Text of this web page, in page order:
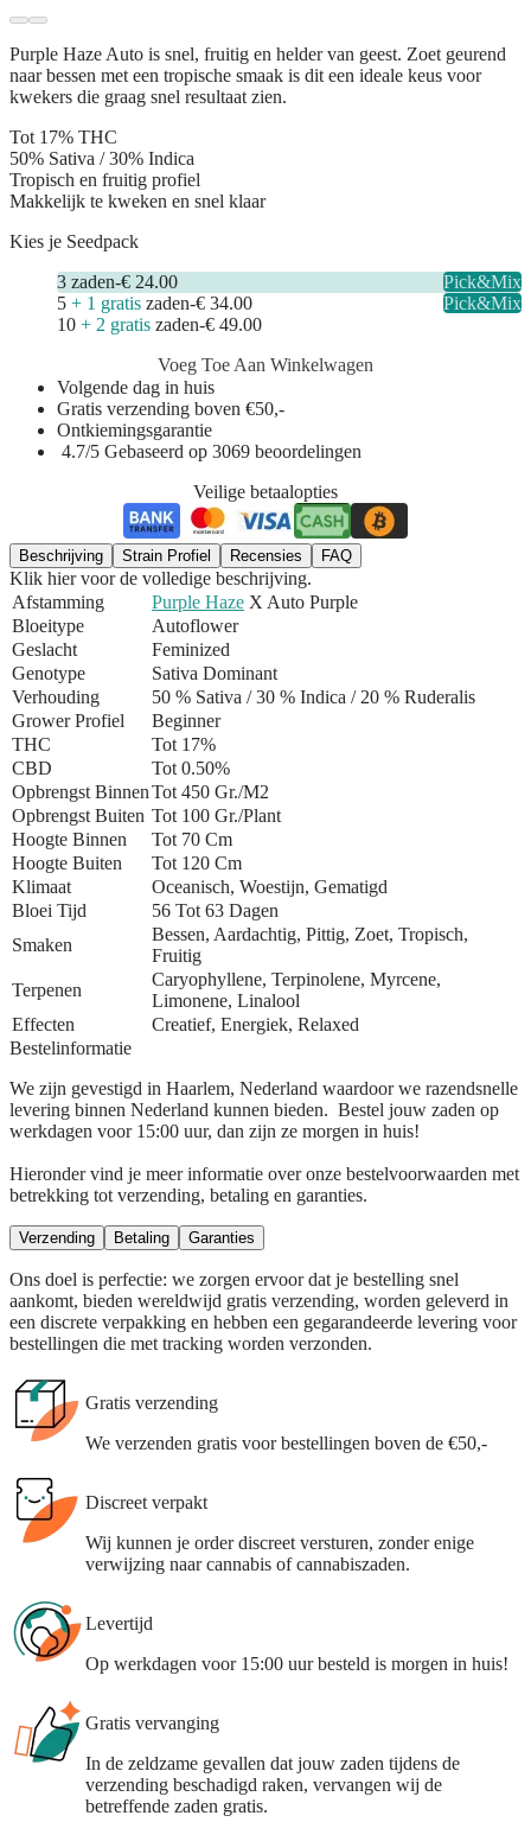
Purple Haze Auto is snel, fruitig en helder van geest. Zoet geurend
naar bessen met een tropische smaak is dit een ideale keus voor
kwekers die graag snel resultaat zien.
Tot 17% THC
50% Sativa / 30% Indica
Tropisch en fruitig profiel
Makkelijk te kweken en snel klaar
Kies je Seedpack
3 zaden-€ 24.00
Pick&Mix
5 + 1 gratis zaden-€ 34.00
Pick&Mix
10 + 2 gratis zaden-€ 49.00
Voeg Toe Aan Winkelwagen
Volgende dag in huis
Gratis verzending boven €50,-
Ontkiemingsgarantie
4.7/5 Gebaseerd op 3069 beoordelingen
Veilige betaalopties
Beschrijving Strain Profiel Recensies FAQ
Klik hier voor de volledige beschrijving.
Afstamming
Purple Haze X Auto Purple
Bloeitype
Autoflower
Geslacht
Feminized
Genotype
Sativa Dominant
Verhouding
50 % Sativa / 30 % Indica / 20 % Ruderalis
Grower Profiel
Beginner
THC
Tot 17%
CBD
Tot 0.50%
Opbrengst BinnenTot 450 Gr./m2
Opbrengst Buiten Tot 100 Gr./plant
Hoogte Binnen
Tot 70 Cm
Hoogte Buiten
Tot 120 Cm
Klimaat
Oceanisch, Woestijn, Gematigd
Bloei Tijd
56 Tot 63 Dagen
Smaken
Bessen, Aardachtig, Pittig, Zoet, Tropisch,
Fruitig
Terpenen
Caryophyllene, Terpinolene, Myrcene,
Limonene, Linalool
Effecten
Creatief, Energiek, Relaxed
Bestelinformatie
We zijn gevestigd in Haarlem, Nederland waardoor we razendsnelle
levering binnen Nederland kunnen bieden. Bestel jouw zaden op
werkdagen voor 15:00 uur, dan zijn ze morgen in huis!
Hieronder vind je meer informatie over onze bestelvoorwaarden met
betrekking tot verzending, betaling en garanties.
Verzending Betaling Garanties
Ons doel is perfectie: we zorgen ervoor dat je bestelling snel
aankomt, bieden wereldwijd gratis verzending, worden geleverd in
een discrete verpakking en hebben een gegarandeerde levering voor
bestellingen die met tracking worden verzonden.
Gratis verzending
We verzenden gratis voor bestellingen boven de €50,-
Discreet verpakt
Wij kunnen je order discreet versturen, zonder enige
verwijzing naar cannabis of cannabiszaden.
Levertijd
Op werkdagen voor 15:00 uur besteld is morgen in huis!
Gratis vervanging
In de zeldzame gevallen dat jouw zaden tijdens de
verzending beschadigd raken, vervangen wij de
betreffende zaden gratis.